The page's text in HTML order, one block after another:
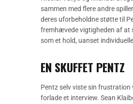
sammen med flere andre
deres uforbeholdne støtte til
fremhævede vigtigheden af at
som et hold, uanset
EN SKUFFET PENTZ
Pentz selv viste sin frustration
forlade et interview. Sean